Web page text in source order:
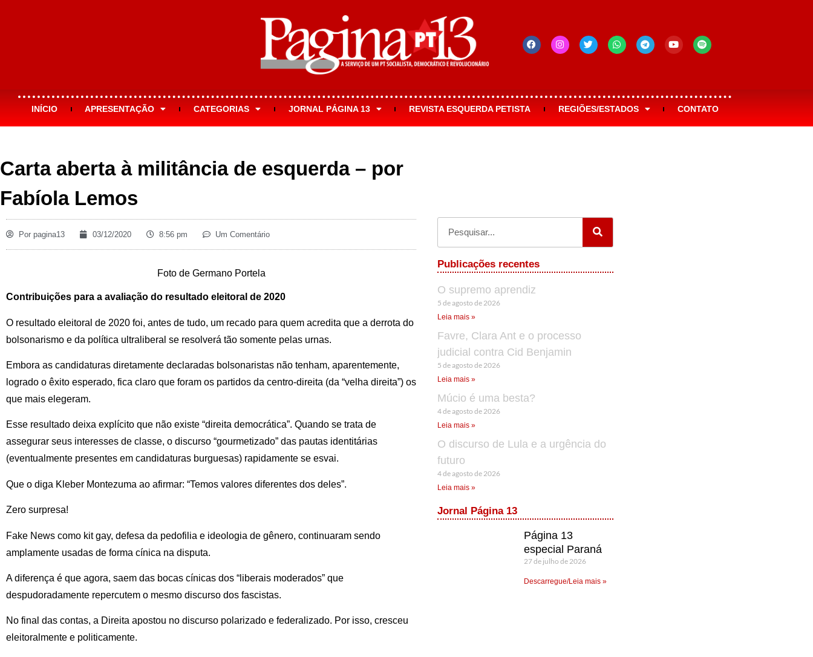
INÍCIO APRESENTAÇÃO CATEGORIAS JORNAL PÁGINA 13 REVISTA ESQUERDA PETISTA REGIÕES/ESTADOS CONTATO
Carta aberta à militância de esquerda – por
Fabíola Lemos
Por pagina13 03/12/2020 8:56 pm Um Comentário
Foto de Germano Portela
Contribuições para a avaliação do resultado eleitoral de 2020
O resultado eleitoral de 2020 foi, antes de tudo, um recado para quem acredita que a derrota do
bolsonarismo e da política ultraliberal se resolverá tão somente pelas urnas.
Embora as candidaturas diretamente declaradas bolsonaristas não tenham, aparentemente,
logrado o êxito esperado, fica claro que foram os partidos da centro-direita (da “velha direita”) os
que mais elegeram.
Esse resultado deixa explícito que não existe “direita democrática”. Quando se trata de
assegurar seus interesses de classe, o discurso “gourmetizado” das pautas identitárias
(eventualmente presentes em candidaturas burguesas) rapidamente se esvai.
Que o diga Kleber Montezuma ao afirmar: “Temos valores diferentes dos deles”.
Zero surpresa!
Fake News como kit gay, defesa da pedofilia e ideologia de gênero, continuaram sendo
amplamente usadas de forma cínica na disputa.
A diferença é que agora, saem das bocas cínicas dos “liberais moderados” que
despudoradamente repercutem o mesmo discurso dos fascistas.
No final das contas, a Direita apostou no discurso polarizado e federalizado. Por isso, cresceu
eleitoralmente e politicamente.
Publicações recentes
O supremo aprendiz
5 de agosto de 2026
Leia mais »
Favre, Clara Ant e o processo
judicial contra Cid Benjamin
5 de agosto de 2026
Leia mais »
Múcio é uma besta?
4 de agosto de 2026
Leia mais »
O discurso de Lula e a urgência do
futuro
4 de agosto de 2026
Leia mais »
Jornal Página 13
Página 13
especial Paraná
27 de julho de 2026
Descarregue/Leia mais »